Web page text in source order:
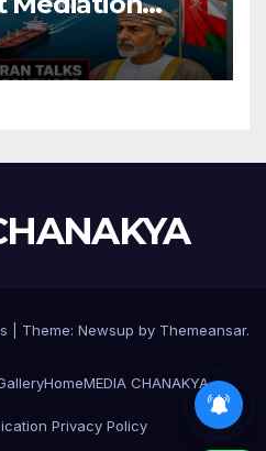
Theme: Newsup by Themeansar.
HomeMEDIA CHANAKYA
Privacy Policy